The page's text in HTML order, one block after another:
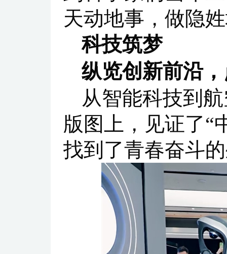
天动地事，做隐
科技筑梦
纵览创新前沿
从智能科技到
版图上，见证了“
找到了青春奋斗